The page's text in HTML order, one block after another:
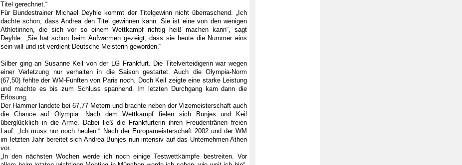
Titel gerechnet.“
Für Bundestrainer Michael Deyhle kommt der Titelgewinn nicht überraschend. „Ich
dachte schon, dass Andrea den Titel gewinnen kann. Sie ist eine von den wenigen
Athletinnen, die sich vor so einem Wettkampf richtig heiß machen kann“, sagt
Deyhle. „Sie hat schon beim Aufwärmen gezeigt, dass sie heute die Nummer eins
sein will und ist verdient Deutsche Meisterin geworden.“
Silber ging an Susanne Keil von der LG Frankfurt. Die Titelverteidigerin war wegen
einer Verletzung nur verhalten in die Saison gestartet. Auch die Olympia-Norm
(67,50) fehlte der WM-Fünften von Paris noch. Doch Keil zeigte eine starke Leistung
und machte es bis zum Schluss spannend. Im letzten Durchgang kam dann die
Erlösung.
Der Hammer landete bei 67,77 Metern und brachte neben der Vizemeisterschaft auch
die Chance auf Olympia. Nach dem Wettkampf fielen sich Bunjes und Keil
überglücklich in die Arme. Dabei ließ die Frankfurterin ihren Freudentränen freien
Lauf. „Ich muss nur noch heulen.“ Nach der Europameisterschaft 2002 und der WM
im letzten Jahr bereitet sich Andrea Bunjes nun intensiv auf das Unternehmen Athen
vor.
„In den nächsten Wochen werde ich noch einige Testwettkämpfe bestreiten. Vor